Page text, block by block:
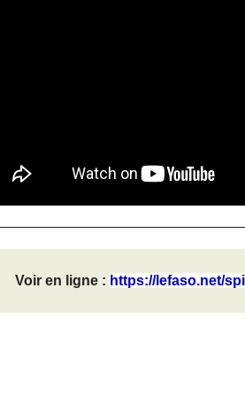
Voir en ligne : https://lefaso.net/